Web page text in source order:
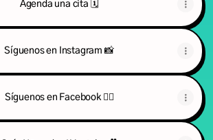
Agenda una cita 🗓
Síguenos en Instagram 📸
Síguenos en Facebook 👍🏻